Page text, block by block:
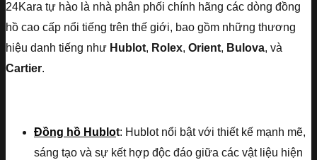
24Kara tự hào là nhà phân phối chính hãng các dòng đồng
hồ cao cấp nổi tiếng trên thế giới, bao gồm những thương
hiệu danh tiếng như Hublot, Rolex, Orient, Bulova, và
Cartier.
Đồng hồ Hublot: Hublot nổi bật với thiết kế mạnh mẽ,
sáng tạo và sự kết hợp độc đáo giữa các vật liệu hiện